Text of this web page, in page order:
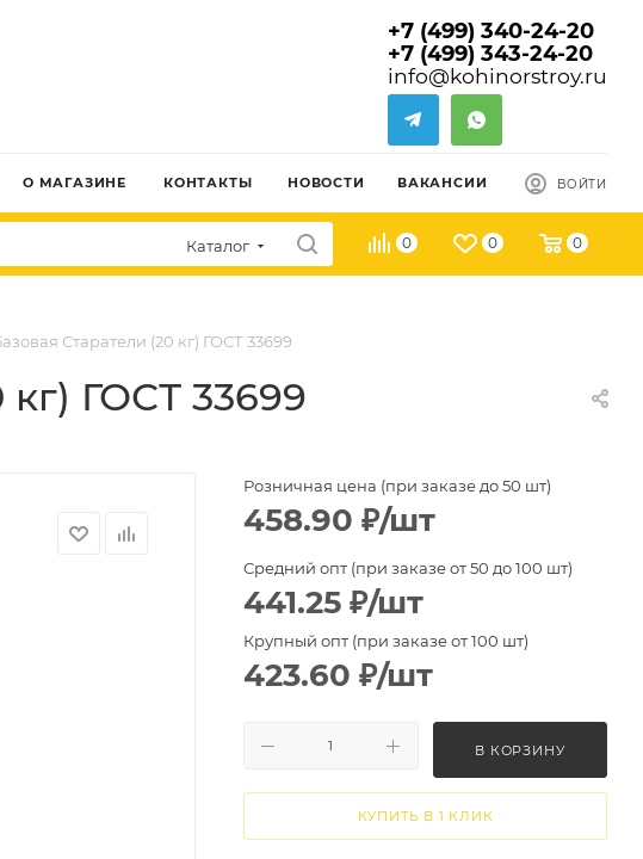
+7 (499) 340-24-20
+7 (499) 343-24-20
info@kohinorstroy.ru
О МАГАЗИНЕ КОНТАКТЫ НОВОСТИ ВАКАНСИИ ВОЙТИ
Каталог 0 0 0
Старатели (20 кг) ГОСТ 33699
ГОСТ 33699
Розничная цена (при заказе до 50 шт)
458.90 ₽/шт
Средний опт (при заказе от 50 до 100 шт)
441.25 ₽/шт
Крупный опт (при заказе от 100 шт)
423.60 ₽/шт
В КОРЗИНУ
КУПИТЬ В 1 КЛИК